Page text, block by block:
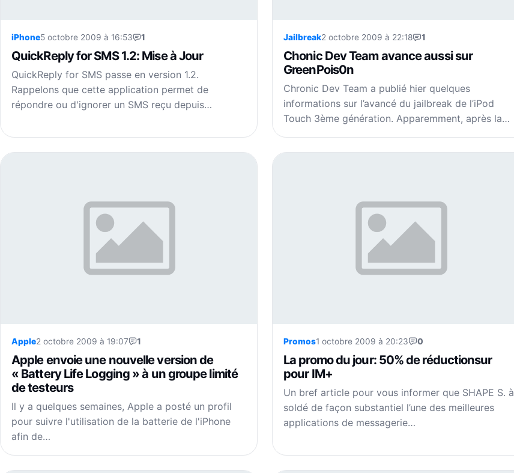
iPhone5 octobre 2009 à 16:53 1
QuickReply for SMS 1.2: Mise à Jour
QuickReply for SMS passe en version 1.2.
Rappelons que cette application permet de
répondre ou d'ignorer un SMS reçu depuis…
Jailbreak2 octobre 2009 à 22:18 1
Chonic Dev Team avance aussi sur
GreenPois0n
Chronic Dev Team a publié hier quelques
informations sur l’avancé du jailbreak de l’iPod
Touch 3ème génération. Apparemment, après la…
Apple2 octobre 2009 à 19:07 1
Apple envoie une nouvelle version de
« Battery Life Logging » à un groupe limité
de testeurs
Il y a quelques semaines, Apple a posté un profil
pour suivre l'utilisation de la batterie de l'iPhone
afin de…
Promos1 octobre 2009 à 20:23 0
La promo du jour: 50% de réductionsur
pour IM+
Un bref article pour vous informer que SHAPE S. à
soldé de façon substantiel l’une des meilleures
applications de messagerie…